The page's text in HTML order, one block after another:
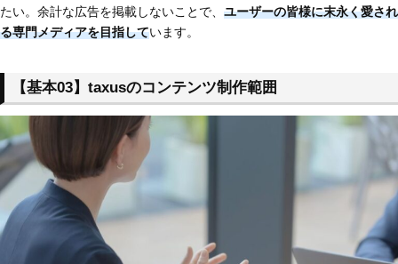
たい。余計な広告を掲載しないことで、 ユーザーの皆様に末永く愛され
る専門メディアを目指しています。
【基本03】taxusのコンテンツ制作範囲